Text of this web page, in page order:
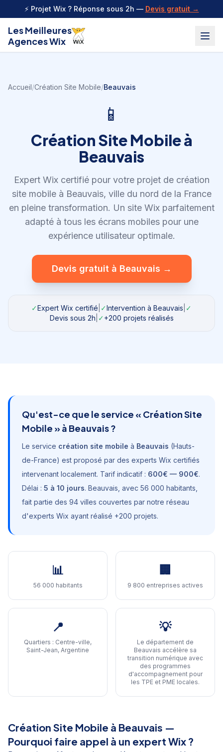
Aller au contenu
⚡ Projet Wix ? Réponse sous 2h — Devis gratuit →
Les Meilleures
Agences Wix
Accueil/Création Site Mobile/Beauvais
📱
Création Site Mobileà
Beauvais
Expert Wix certifié pour votre projet de création
site mobileà Beauvais, ville du nord de la France
en pleine transformation. Un site Wix parfaitement
adapté à tous les écrans mobiles pour une
expérience utilisateur optimale.
Devis gratuit à Beauvais →
✓Expert Wix certifié ✓Intervention à Beauvais ✓
Devis sous 2h ✓+200 projets réalisés
Qu'est-ce que le service « Création Site
Mobile » à Beauvais?
Le service création site mobile à Beauvais (Hauts-
de-France) est proposé par des experts Wix certifiés
intervenant localement. Tarif indicatif : 600€ — 900€.
Délai : 5 à 10 jours. Beauvais , avec 56 000 habitants
fait partie des 94 villes couvertes par notre réseau
d'experts Wix ayant réalisé +200 projets.
📊
56 000 habitants
🏢
9 800 entreprises actives
📍
Quartiers : Centre-ville,
Saint-Jean, Argentine
💡
Le département de
Beauvais accélère sa
transition numérique avec
des programmes
d'accompagnement pour
les TPE et PME locales.
Création Site Mobile à Beauvais —
Pourquoi faire appel à un expert Wix ?